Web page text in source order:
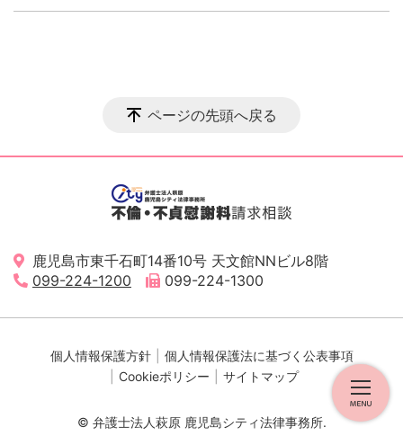
ページの先頭へ戻る
鹿児島市東千石町14番10号 天文館NNビル8階
099-224-1200
099-224-1300
個人情報保護方針
個人情報保護法に基づく公表事項
Cookieポリシー
サイトマップ
© 弁護士法人萩原 鹿児島シティ法律事務所.